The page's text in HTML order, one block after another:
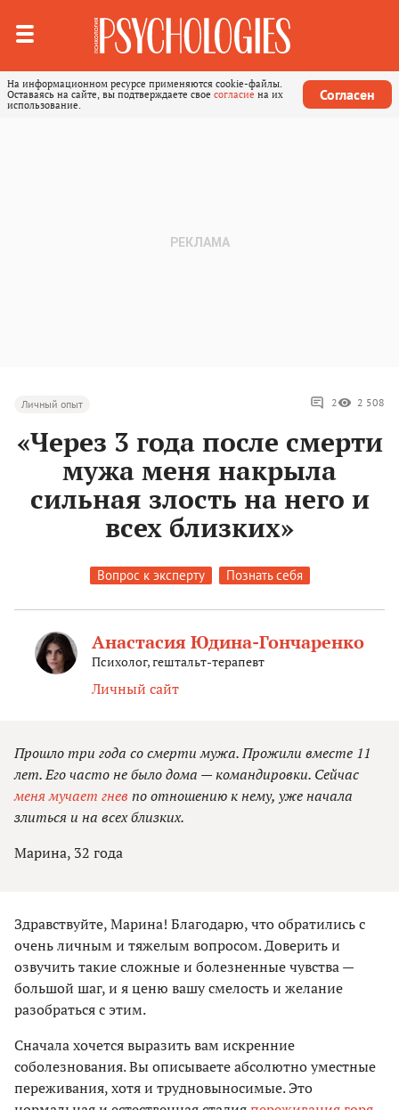
На информационном ресурсе применяются cookie-файлы.
Оставаясь на сайте, вы подтверждаете свое согласие на их
использование.
Согласен
Личный опыт 2 2 508
«Через 3 года после смерти
мужа меня накрыла
сильная злость на него и
всех близких»
Вопрос к эксперту Познать себя
Анастасия Юдина-Гончаренко
Психолог, гештальт-терапевт
Личный сайт
Прошло три года со смерти мужа. Прожили вместе 11
лет. Его часто не было дома — командировки. Сейчас
меня мучает гнев по отношению к нему, уже начала
злиться и на всех близких.
Марина, 32 года
Здравствуйте, Марина! Благодарю, что обратились с
очень личным и тяжелым вопросом. Доверить и
озвучить такие сложные и болезненные чувства —
большой шаг, и я ценю вашу смелость и желание
разобраться с этим.
Сначала хочется выразить вам искренние
соболезнования. Вы описываете абсолютно уместные
переживания, хотя и трудновыносимые. Это